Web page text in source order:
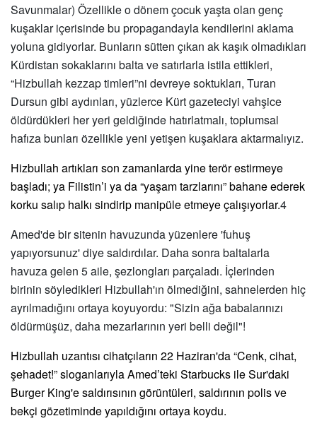
Savunmalar) Özellikle o dönem çocuk yaşta olan genç
kuşaklar içerisinde bu propagandayla kendilerini aklama
yoluna gidiyorlar. Bunların sütten çıkan ak kaşık olmadıkları
Kürdistan sokaklarını balta ve satırlarla istila ettikleri,
“Hizbullah kezzap timleri”ni devreye soktukları, Turan
Dursun gibi aydınları, yüzlerce Kürt gazeteciyi vahşice
öldürdükleri her yeri geldiğinde hatırlatmalı, toplumsal
hafıza bunları özellikle yeni yetişen kuşaklara aktarmalıyız.
Hizbullah artıkları son zamanlarda yine terör estirmeye
başladı; ya Filistin’i ya da “yaşam tarzlarını” bahane ederek
korku salıp halkı sindirip manipüle etmeye çalışıyorlar.4
Amed'de bir sitenin havuzunda yüzenlere 'fuhuş
yapıyorsunuz' diye saldırdılar. Daha sonra baltalarla
havuza gelen 5 aile, şezlongları parçaladı. İçlerinden
birinin söyledikleri Hizbullah'ın ölmediğini, sahnelerden hiç
ayrılmadığını ortaya koyuyordu: "Sizin ağa babalarınızı
öldürmüşüz, daha mezarlarının yeri belli değil"!
Hizbullah uzantısı cihatçıların 22 Haziran'da “Cenk, cihat,
şehadet!” sloganlarıyla Amed’teki Starbucks ile Sur'daki
Burger King'e saldırısının görüntüleri, saldırının polis ve
bekçi gözetiminde yapıldığını ortaya koydu.